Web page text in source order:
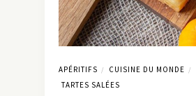
APÉRITIFS / CUISINE DU MONDE /
TARTES SALÉES